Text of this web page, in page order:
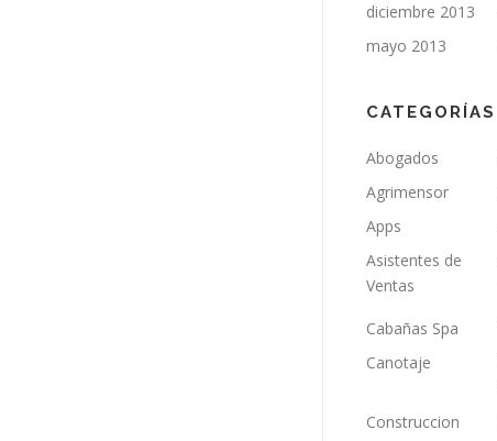
diciembre 2013
mayo 2013
CATEGORÍAS
Abogados
Agrimensor
Apps
Asistentes de
Ventas
Cabañas Spa
Canotaje
Construccion